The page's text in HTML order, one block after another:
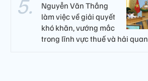
Nguyễn Văn Thắng
làm việc về giải quyết
khó khăn, vướng mắc
trong lĩnh vực thuế và hải quan